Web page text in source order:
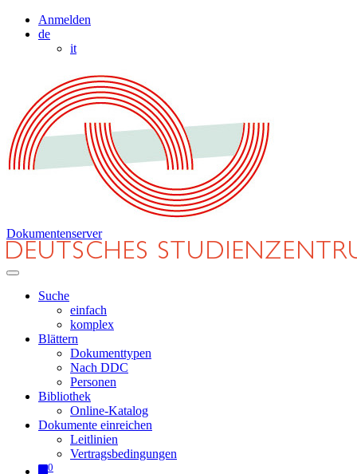
Anmelden
de
it
Dokumentenserver
Suche
einfach
komplex
Blättern
Dokumenttypen
Nach DDC
Personen
Bibliothek
Online-Katalog
Dokumente einreichen
Leitlinien
Vertragsbedingungen
0